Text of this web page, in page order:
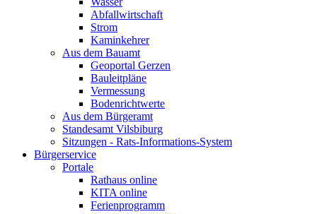
Abfallwirtschaft
Strom
Kaminkehrer
Aus dem Bauamt
Geoportal Gerzen
Bauleitpläne
Vermessung
Bodenrichtwerte
Aus dem Bürgeramt
Standesamt Vilsbiburg
Sitzungen - Rats-Informations-System
Bürgerservice
Portale
Rathaus online
KITA online
Ferienprogramm